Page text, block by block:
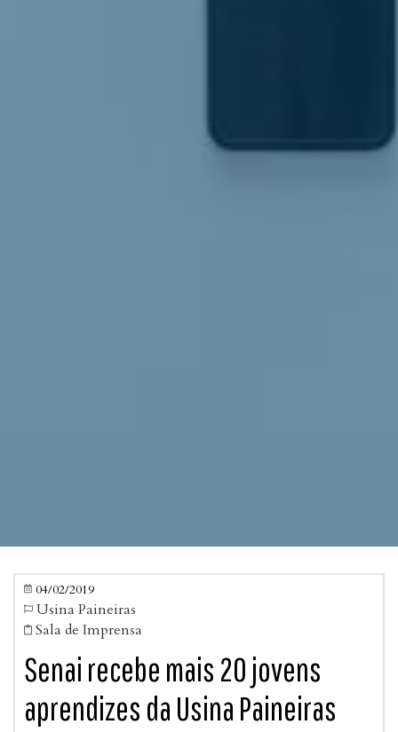
 04/02/2019
 Usina Paineiras
 Sala de Imprensa
Senai recebe mais 20 jovens
aprendizes da Usina Paineiras